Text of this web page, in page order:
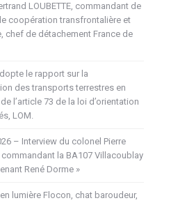
LOUBETTE, commandant de
coopération transfrontalière et
chef de détachement France de
le rapport sur la
des transports terrestres en
l’article 73 de la loi d’orientation
LOM.
– Interview du colonel Pierre
commandant la BA107 Villacoublay
René Dorme »
lumière Flocon, chat baroudeur,